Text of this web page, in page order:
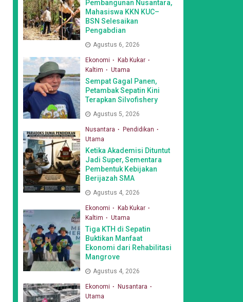
Pembangunan Nusantara,
Mahasiswa KKN KUC–
BSN Selesaikan
Pengabdian
Agustus 6, 2026
Ekonomi
Kab Kukar
Kaltim
Utama
Sempat Gagal Panen,
Petambak Sepatin Kini
Terapkan Silvofishery
Agustus 5, 2026
Nusantara
Pendidikan
Utama
Ketika Akademisi Dituntut
Jadi Super, Sementara
Pembentuk Kebijakan
Berijazah SMA
Agustus 4, 2026
Ekonomi
Kab Kukar
Kaltim
Utama
Tiga KTH di Sepatin
Buktikan Manfaat
Ekonomi dari Rehabilitasi
Mangrove
Agustus 4, 2026
Ekonomi
Nusantara
Utama